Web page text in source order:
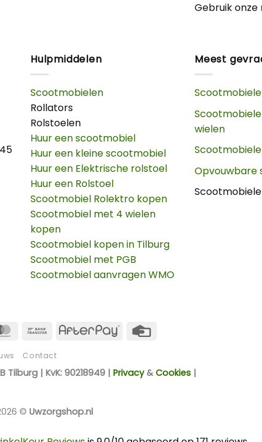
Gebruik onze
Hulpmiddelen
Scootmobielen
Rollators
Rolstoelen
Huur een scootmobiel
Huur een kleine scootmobiel
Huur een Elektrische rolstoel
Huur een Rolstoel
Scootmobiel Rolektro kopen
Scootmobiel met 4 wielen
kopen
Scootmobiel kopen in Tilburg
Scootmobiel met PGB
Scootmobiel aanvragen WMO
Meest
wielen
Opvouwbare
MasterCard
Bank
AfterPay
Contact
| KvK: 90218949 | Privacy& Cookies|
© Uwzorgshop.nl